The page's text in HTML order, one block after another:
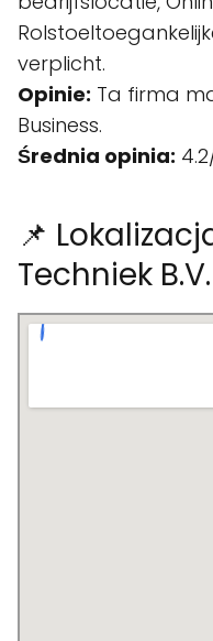
verplicht.
Opinie: Ta firma
Business.
Średnia opinia:
📌
Techniek B.V.